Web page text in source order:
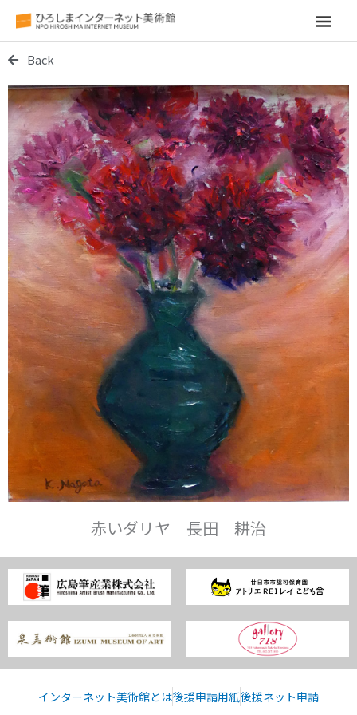
メ
ン
メ
ニ
ュ
ー
Back
赤いダリヤ 長田 耕治
インターネット美術館とは後援申請用紙後援ネット申請